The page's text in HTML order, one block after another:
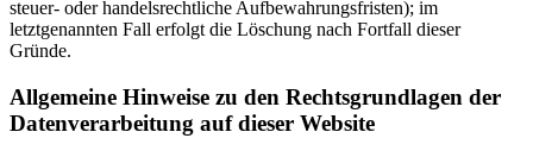
steuer- oder handelsrechtliche Aufbewahrungsfristen); im
letztgenannten Fall erfolgt die Löschung nach Fortfall dieser
Gründe.
Allgemeine Hinweise zu den Rechtsgrundlagen der
Datenverarbeitung auf dieser Website